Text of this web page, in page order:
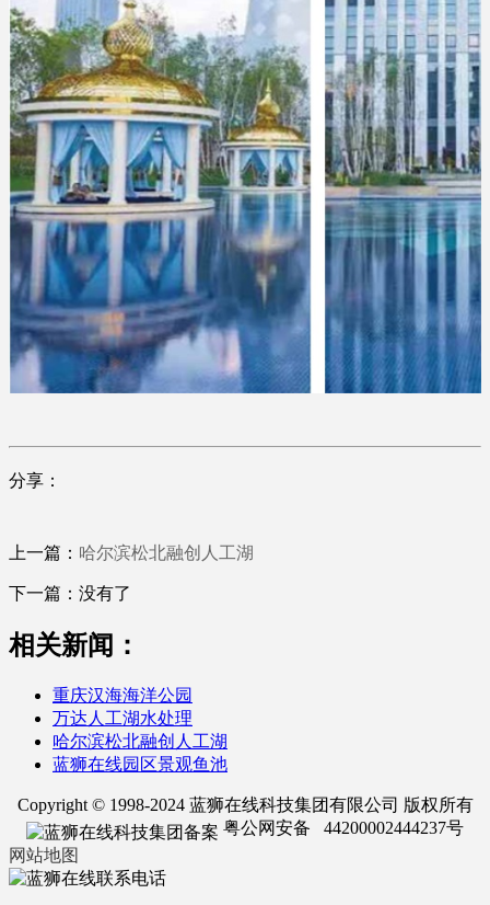
分享：
上一篇： 哈尔滨松北融创人工湖
下一篇：没有了
相关新闻：
重庆汉海海洋公园
万达人工湖水处理
哈尔滨松北融创人工湖
蓝狮在线园区景观鱼池
Copyright © 1998-2024 蓝狮在线科技集团有限公司 版权所有
粤公网安备 44200002444237号
网站地图